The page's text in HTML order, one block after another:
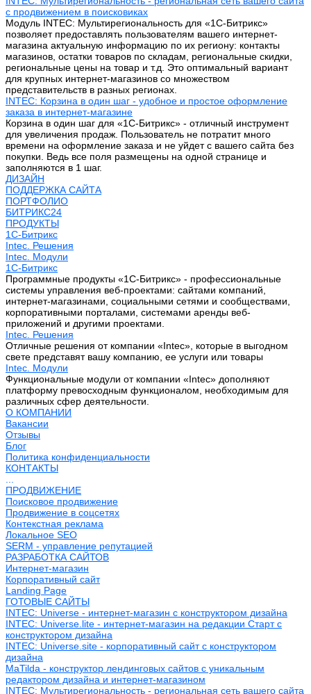
с продвижением в поисковиках
Модуль INTEC: Мультирегиональность для «1С-Битрикс»
позволяет предоставлять пользователям вашего интернет-
магазина актуальную информацию по их региону: контакты
магазинов, остатки товаров по складам, региональные скидки,
региональные цены на товар и т.д. Это оптимальный вариант
для крупных интернет-магазинов со множеством
представительств в разных регионах.
INTEC: Корзина в один шаг - удобное и простое оформление
заказа в интернет-магазине
Корзина в один шаг для «1С-Битрикс» - отличный инструмент
для увеличения продаж. Пользователь не потратит много
времени на оформление заказа и не уйдет с вашего сайта без
покупки. Ведь все поля размещены на одной странице и
заполняются в 1 шаг.
ДИЗАЙН
ПОДДЕРЖКА САЙТА
ПОРТФОЛИО
БИТРИКС24
ПРОДУКТЫ
1С-Битрикс
Intec. Решения
Intec. Модули
1С-Битрикс
Программные продукты «1С-Битрикс» - профессиональные
системы управления веб-проектами: сайтами компаний,
интернет-магазинами, социальными сетями и сообществами,
корпоративными порталами, системами аренды веб-
приложений и другими проектами.
Intec. Решения
Отличные решения от компании «Intec», которые в выгодном
свете представят вашу компанию, ее услуги или товары
Intec. Модули
Функциональные модули от компании «Intec» дополняют
платформу превосходным функционалом, необходимым для
различных сфер деятельности.
О КОМПАНИИ
Вакансии
Отзывы
Блог
Политика конфиденциальности
КОНТАКТЫ
ПРОДВИЖЕНИЕ
Поисковое продвижение
Продвижение в соцсетях
Контекстная реклама
Локальное SEO
SERM - управление репутацией
РАЗРАБОТКА САЙТОВ
Интернет-магазин
Корпоративный сайт
Landing Page
ГОТОВЫЕ САЙТЫ
INTEC: Universe - интернет-магазин с конструктором дизайна
INTEC: Universe.lite - интернет-магазин на редакции Старт с
конструктором дизайна
INTEC: Universe.site - корпоративный сайт с конструктором
дизайна
MaTilda - конструктор лендинговых сайтов с уникальным
редактором дизайна и интернет-магазином
INTEC: Мультирегиональность - региональная сеть вашего сайта